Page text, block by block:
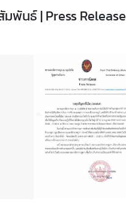
มพันธ์ | Press Release